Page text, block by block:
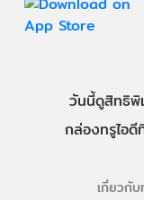
วันนี้ดูสิทธิพิ
กล่องทรูไอดี
เกี่ยวกั